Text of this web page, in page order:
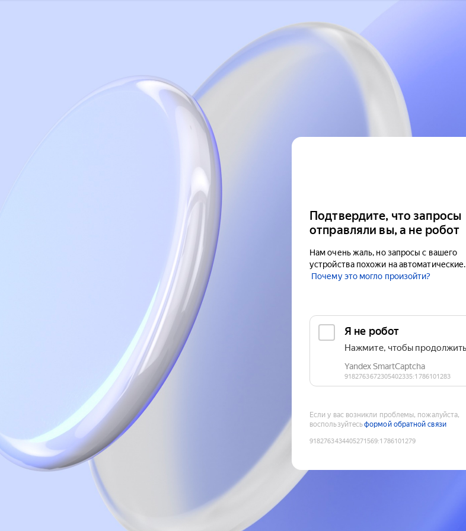
Подтвердите, что запросы
отправляли вы, а не робот
Нам очень жаль, но запросы с вашего
устройства похожи на автоматические.
Почему это могло произойти?
Если у вас возникли проблемы, пожалуйста,
воспользуйтесьформой обратной связи
9182763434405271569:1786101279